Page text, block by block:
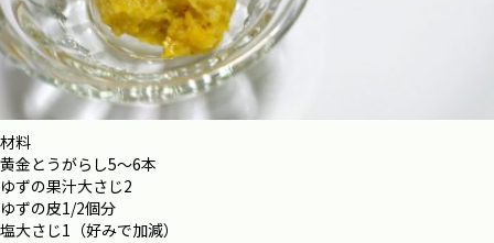
材料
黄金とうがらし5〜6本
ゆずの果汁大さじ2
ゆずの皮1/2個分
塩大さじ1（好みで加減）